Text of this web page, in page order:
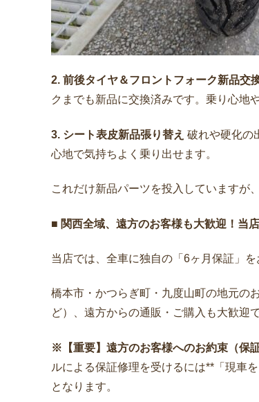
2. 前後タイヤ＆フロントフォーク新品交
クまでも新品に交換済みです。乗り心地
3. シート表皮新品張り替え 破れや硬化の
心地で気持ちよく乗り出せます。
これだけ新品パーツを投入していますが
■ 関西全域、遠方のお客様も大歓迎！当
当店では、全車に独自の「6ヶ月保証」
橋本市・かつらぎ町・九度山町の地元の
ど）、遠方からの通販・ご購入も大歓迎
※【重要】遠方のお客様へのお約束（保
ルによる保証修理を受けるには**「現車
となります。